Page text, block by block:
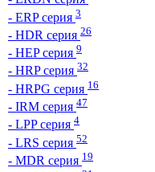
- ERP серия 3
- HDR серия 26
- HEP серия 9
- HRP серия 32
- HRPG серия 16
- IRM серия 47
- LPP серия 4
- LRS серия 52
- MDR серия 19